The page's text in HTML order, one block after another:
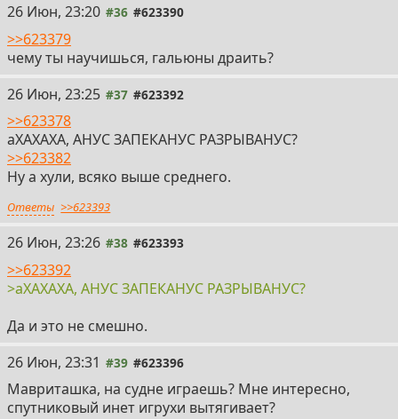
26 Июн, 23:20 #36 #623390
>>623379
чему ты научишься, гальюны драить?
26 Июн, 23:25 #37 #623392
>>623378
аХАХАХА, АНУС ЗАПЕКАНУС РАЗРЫВАНУС?
>>623382
Ну а хули, всяко выше среднего.
Ответы >>623393
26 Июн, 23:26 #38 #623393
>>623392
>аХАХАХА, АНУС ЗАПЕКАНУС РАЗРЫВАНУС?
Да и это не смешно.
26 Июн, 23:31 #39 #623396
Мавриташка, на судне играешь? Мне интересно,
спутниковый инет игрухи вытягивает?